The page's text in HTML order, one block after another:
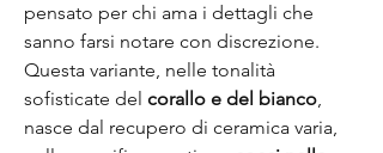
pensato per chi ama i dettagli che
sanno farsi notare con discrezione.
Questa variante, nelle tonalità
sofisticate del corallo e del bianco,
nasce dal recupero di ceramica varia,